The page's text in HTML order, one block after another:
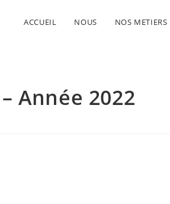
ACCUEIL NOUS NOS METIERS
Année 2022